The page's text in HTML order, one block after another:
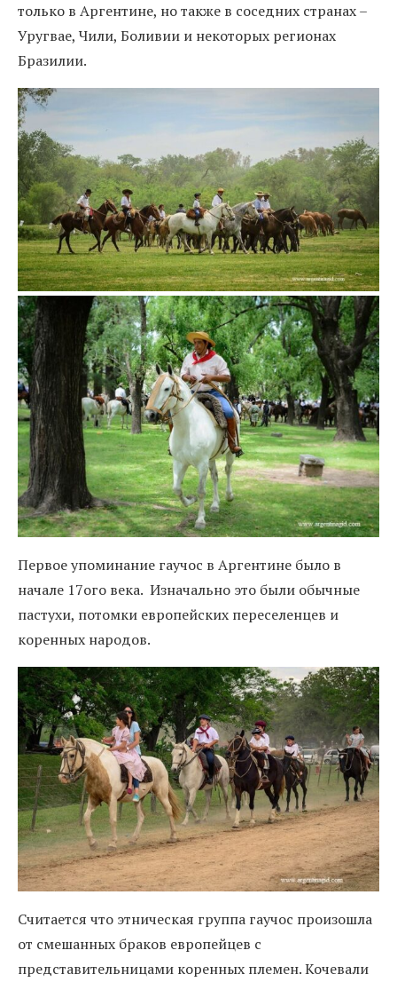
только в Аргентине, но также в соседних странах –
Уругвае, Чили, Боливии и некоторых регионах
Бразилии.
Первое упоминание гаучос в Аргентине было в
начале 17ого века. Изначально это были обычные
пастухи, потомки европейских переселенцев и
коренных народов.
Считается что этническая группа гаучос произошла
от смешанных браков европейцев с
представительницами коренных племен. Кочевали